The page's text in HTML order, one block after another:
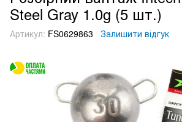
Steel Gray 1.0g (5 шт.)
Артикул: FS0629863 Залишити відгук